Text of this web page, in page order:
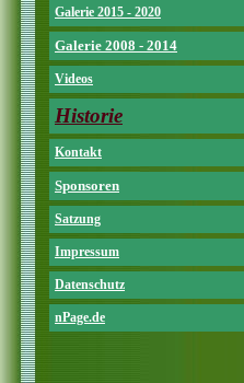
Galerie 2015 - 2020
Galerie 2008 - 2014
Videos
Historie
Kontakt
Sponsoren
Satzung
Impressum
Datenschutz
nPage.de